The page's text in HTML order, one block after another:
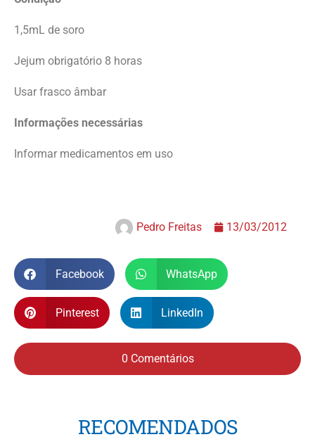
1,5mL de soro
Jejum obrigatório 8 horas
Usar frasco âmbar
Informações necessárias
Informar medicamentos em uso
Pedro Freitas 13/03/2012
Facebook WhatsApp
Pinterest LinkedIn
0 Comentários
RECOMENDADOS